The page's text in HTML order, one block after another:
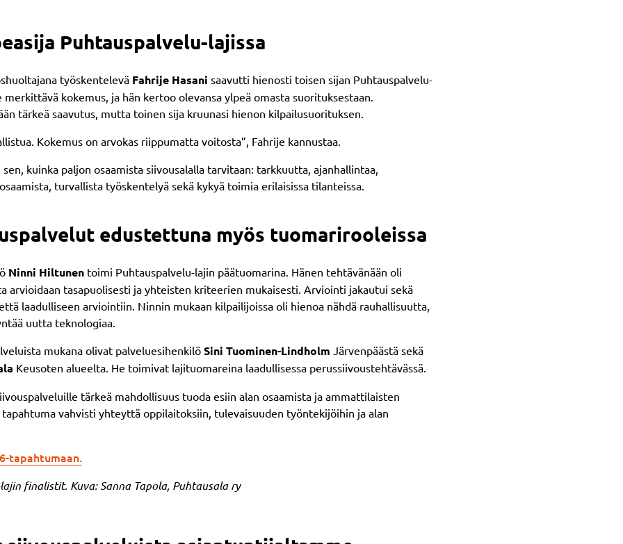
Puhtauspalvelu-lajissa
työskentelevä Fahrije Hasani saavutti hienosti toisen sijan Puhtauspalvelu-
merkittävä kokemus, ja hän kertoo olevansa ylpeä omasta suorituksestaan.
tärkeä saavutus, mutta toinen sija kruunasi hienon kilpailusuorituksen.
Kokemus on arvokas riippumatta voitosta”, Fahrije kannustaa.
kuinka paljon osaamista siivousalalla tarvitaan: tarkkuutta, ajanhallintaa,
turvallista työskentelyä sekä kykyä toimia erilaisissa tilanteissa.
edustettuna myös tuomarirooleissa
Ninni Hiltunen toimi Puhtauspalvelu-lajin päätuomarina. Hänen tehtävänään oli
arvioidaan tasapuolisesti ja yhteisten kriteerien mukaisesti. Arviointi jakautui sekä
laadulliseen arviointiin. Ninnin mukaan kilpailijoissa oli hienoa nähdä rauhallisuutta,
uutta teknologiaa.
mukana olivat palveluesihenkilö Sini Tuominen-Lindholm Järvenpäästä sekä
Keusoten alueelta. He toimivat lajituomareina laadullisessa perussiivoustehtävässä.
tärkeä mahdollisuus tuoda esiin alan osaamista ja ammattilaisten
vahvisti yhteyttä oppilaitoksiin, tulevaisuuden työntekijöihin ja alan
tapahtumaan.
finalistit. Kuva: Sanna Tapola, Puhtausala ry